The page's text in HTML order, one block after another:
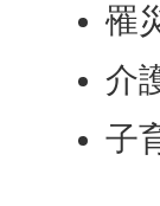
罹
介
子